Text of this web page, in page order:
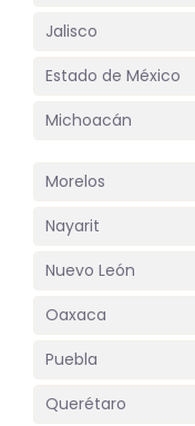
Jalisco
Estado de México
Michoacán
Morelos
Nayarit
Nuevo León
Oaxaca
Puebla
Querétaro